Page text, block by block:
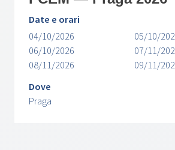
Date e orari
04/10/2026
05/10/
06/10/2026
07/11/
08/11/2026
09/11/
Dove
Praga